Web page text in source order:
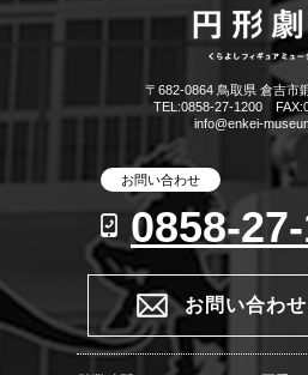
〒682-0864 鳥取県 倉吉市
TEL:0858-27-1200
info@enkei-
お問い合わせ
0858-
お問い合わ